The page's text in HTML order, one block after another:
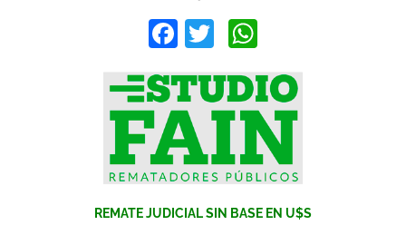
Facebook
Twitter
REMATE JUDICIAL SIN BASE EN U$S